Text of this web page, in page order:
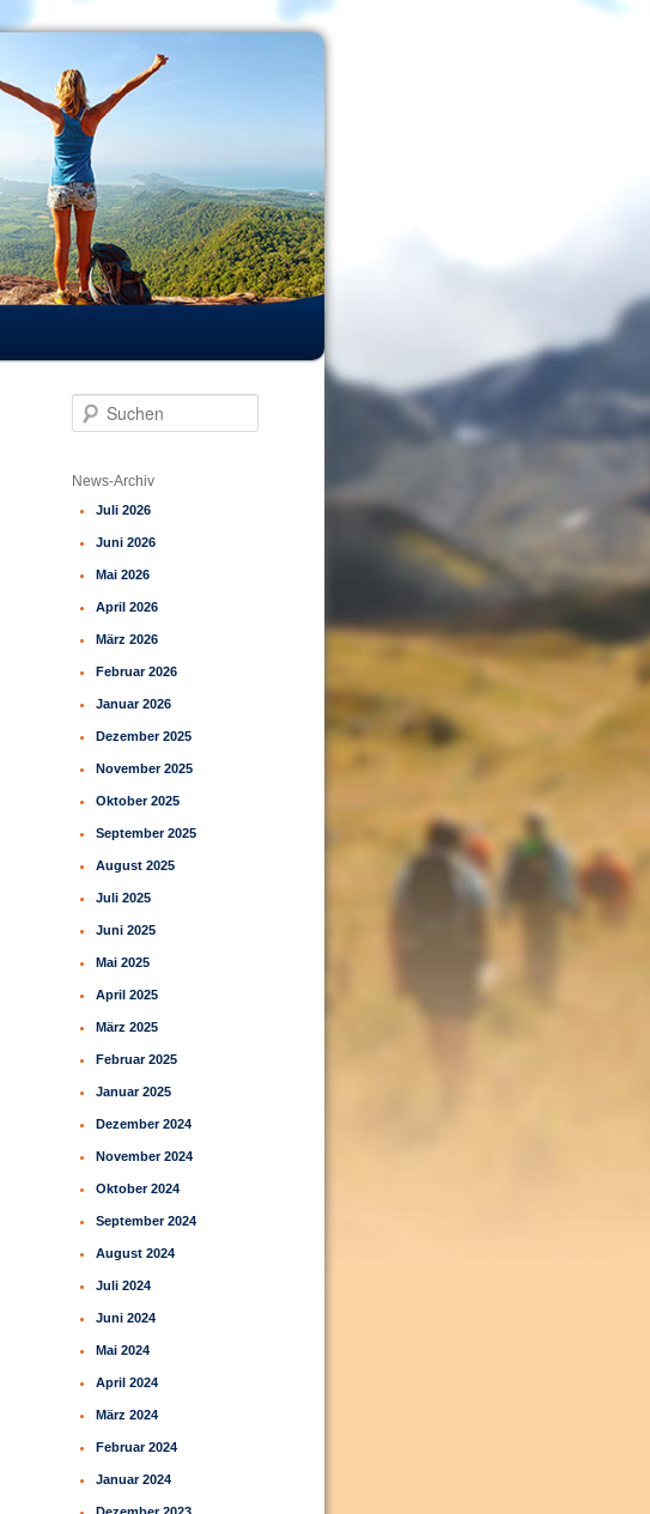
h
News-Archiv
Juli 2026
Juni 2026
Mai 2026
April 2026
März 2026
Februar 2026
Januar 2026
Dezember 2025
November 2025
Oktober 2025
September 2025
August 2025
Juli 2025
Juni 2025
Mai 2025
April 2025
März 2025
Februar 2025
Januar 2025
Dezember 2024
November 2024
Oktober 2024
September 2024
August 2024
Juli 2024
Juni 2024
Mai 2024
April 2024
März 2024
Februar 2024
Januar 2024